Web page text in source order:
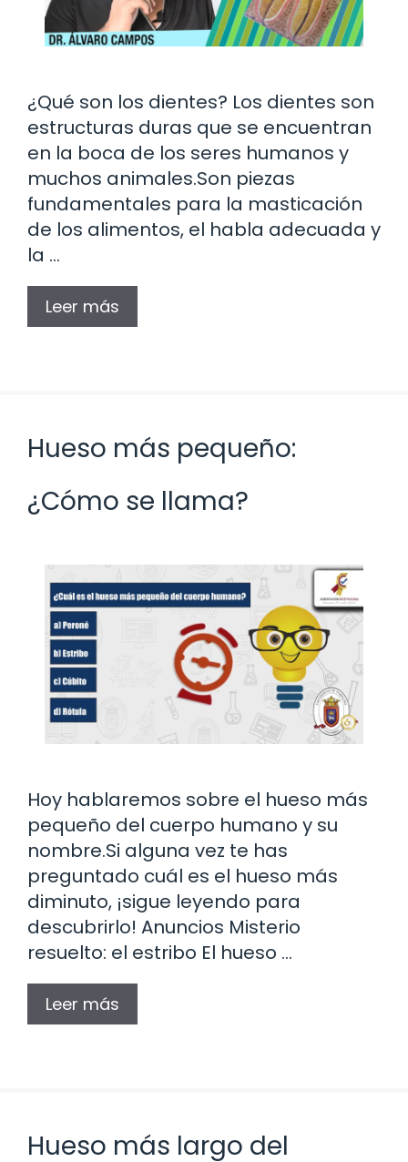
¿Qué son los dientes? Los dientes son
estructuras duras que se encuentran
en la boca de los seres humanos y
muchos animales.Son piezas
fundamentales para la masticación
de los alimentos, el habla adecuada y
la …
Leer más
Hueso más pequeño:
¿Cómo se llama?
Hoy hablaremos sobre el hueso más
pequeño del cuerpo humano y su
nombre.Si alguna vez te has
preguntado cuál es el hueso más
diminuto, ¡sigue leyendo para
descubrirlo! Anuncios Misterio
resuelto: el estribo El hueso …
Leer más
Hueso más largo del